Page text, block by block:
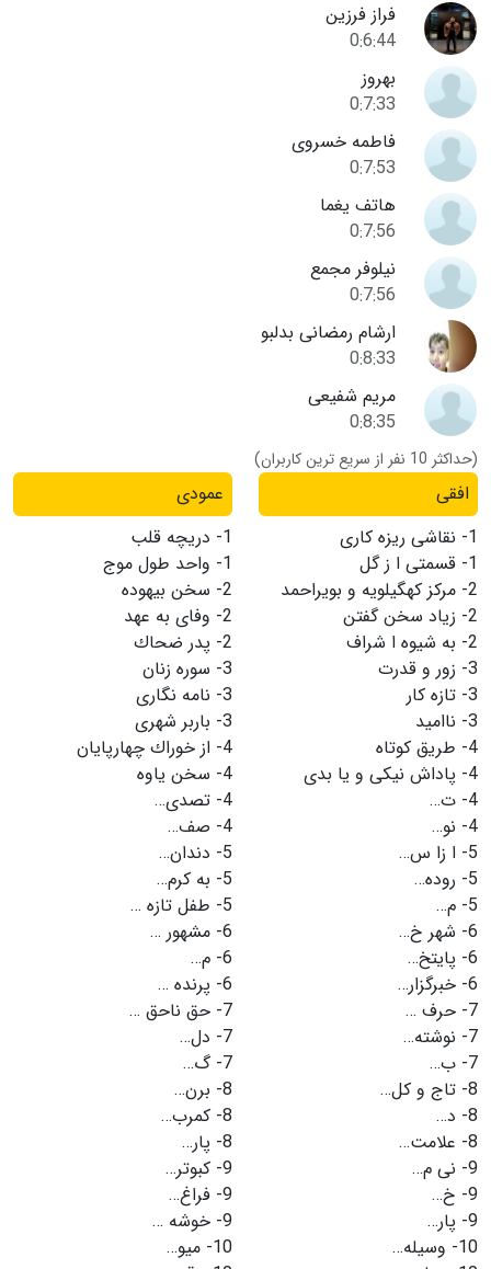
فراز فرزین
0:6:44
بهروز
0:7:33
فاطمه خسروی
0:7:53
هاتف یغما
0:7:56
نیلوفر مجمع
0:7:56
ارشام رمضانی بدلبو
0:8:33
مریم شفیعی
0:8:35
(حداکثر 10 نفر از سریع ترین کاربران)
افقی
1- نقاشی ریزه كاری
1- قسمتی ا ز گل
2- مركز كهگیلویه و بویراحمد
2- زیاد سخن گفتن
2- به شیوه ا شراف
3- زور و قدرت
3- تازه كار
3- ناامید
4- طریق كوتاه
4- پاداش نیكی و یا بدی
4- ت…
4- نو…
5- ا زا س…
5- روده…
5- م…
6- شهر خ…
6- پایتخ…
6- خبرگزار…
7- حرف …
7- نوشته…
7- ب…
8- تاج و كل…
8- د…
8- علامت…
9- نی م…
9- خ…
9- پار…
10- وسیله…
عمودی
1- دریچه قلب
1- واحد طول موج
2- سخن بیهوده
2- وفای به عهد
2- پدر ضحاك
3- سوره زنان
3- نامه نگاری
3- باربر شهری
4- از خوراك چهارپایان
4- سخن یاوه
4- تصدی…
4- صف…
5- دندان…
5- به كرم…
5- طفل تازه …
6- مشهور …
6- م…
6- پرنده …
7- حق ناحق …
7- دل…
7- گ…
8- برن…
8- كمرب…
8- پار…
9- كبوتر…
9- فراغ…
9- خوشه …
10- میو…